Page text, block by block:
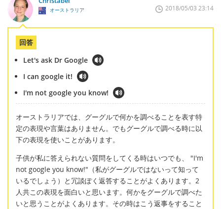
オーストラリア 2018/05/03 23:14
回答
Let's ask Dr Google
I can google it!
I'm not google you know!
オーストラリアでは、グーグルで何かを調べることを表す特
定の表現や言葉はありません。でもグーグルで調べる時に以
下の表現を使いことがあります。
子供が私に答えられない質問をしてくる時はいつでも、 "I'm
not google you know!"（私がグーグルではないって知って
いるでしょう）と冗談ぽく返答することがよくあります。2
人共この表現を面白いと思います。何かをグーグルで調べた
いと思うことがよくあります。その時はこう返事をすること